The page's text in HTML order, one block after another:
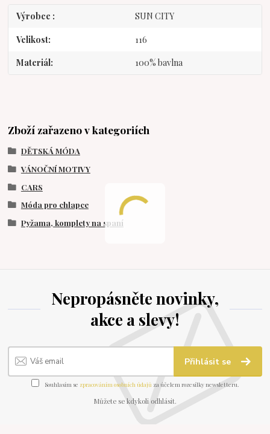
Výrobce SUN CITY
Velikost 116
Materiál 100% bavlna
Zboží zařazeno v kategoriích
DĚTSKÁ MÓDA
VÁNOČNÍ MOTIVY
CARS
Móda pro chlapce
Pyžama, komplety na spaní
Nepropásněte novinky,
akce a slevy!
Přihlásit se
Souhlasím se zpracováním osobních údajů za účelem rozesílky newsletteru.
Můžete se kdykoli odhlásit.